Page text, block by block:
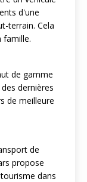
d'une
terrain. Cela
famille.
de gamme
dernières
de meilleure
de
propose
dans